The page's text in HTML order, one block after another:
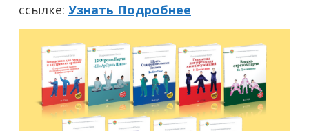
ссылке: Узнать Подробнее